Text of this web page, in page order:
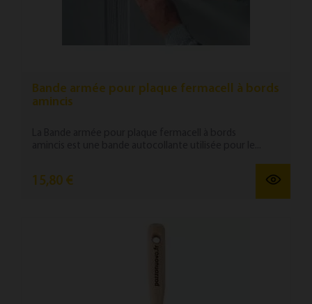
Bande armée pour plaque fermacell à bords
amincis
15,80 €